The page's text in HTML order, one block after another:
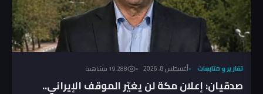
تقارير و متابعات أغسطس 8, 2026 19٬288 مشاهدة
صدقيان: إعلان مكة لن يغيّر الموقف الإيراني..